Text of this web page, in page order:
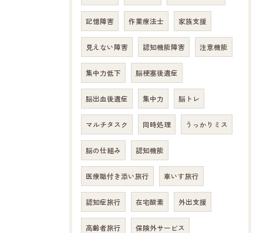
記憶障害 作業療法士 家族支援
見えない障害 認知機能障害 注意機能
集中力低下 脳梗塞後遺症
脳出血後遺症 集中力 脳トレ
マルチタスク 同時処理 うっかりミス
脳の仕組み 認知機能
医療職付き添い旅行 車いす旅行
認知症旅行 在宅酸素 外出支援
高齢者旅行 保険外サービス
お問い合わせはこちら